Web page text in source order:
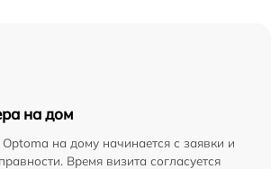
на дом
на дому начинается с заявки и
Время визита согласуется